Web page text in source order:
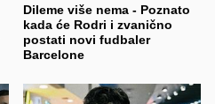
Dileme više nema - Poznato
kada će Rodri i zvanično
postati novi fudbaler
Barcelone